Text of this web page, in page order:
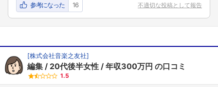
参考になった 16 不適切な投稿として報告
[株式会社音楽之友社]
編集 20代後半女性 年収300万円 の口コミ
1.5